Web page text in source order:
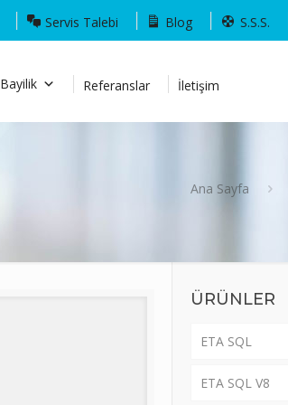
Servis Talebi Blog S.S.S.
Bayilik Referanslar İletişim
Ana Sayfa
ÜRÜNLER
ETA SQL
ETA SQL V8